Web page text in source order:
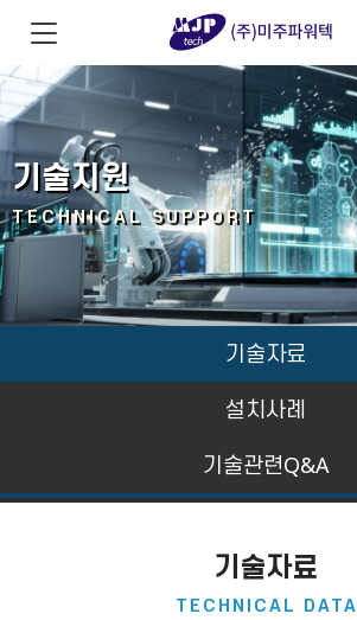
기술지원
TECHNICAL SUPPORT
기술자료
설치사례
기술관련Q&A
기술자료
TECHNICAL DATA